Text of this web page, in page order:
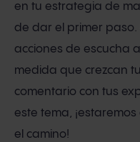
en tu estrategia de
de dar el primer
acciones de escucha
medida que crezcan
comentario con tus
este tema,
el camino!